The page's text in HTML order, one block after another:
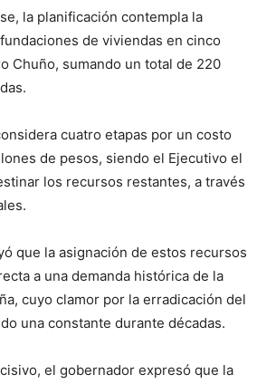
la planificación contempla la
de viviendas en cinco
Chuño, sumando un total de 220
cuatro etapas por un costo
de pesos, siendo el Ejecutivo el
los recursos restantes, a través
que la asignación de estos recursos
a una demanda histórica de la
cuyo clamor por la erradicación del
una constante durante décadas.
el gobernador expresó que la